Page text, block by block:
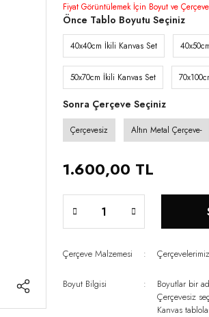
Fiyat Görüntülemek İçin Boyut ve Çerçeve
Önce Tablo Boyutu Seçiniz
40x40cm İkili Kanvas Set
50x70cm İkili Kanvas Set
Sonra Çerçeve Seçiniz
Çerçevesiz Altın Metal Çerçeve-
1.600,00 TL
Çerçeve Malzemesi
Boyut Bilgisi
Boyutlar bir
Çerçevesiz
Kanvas